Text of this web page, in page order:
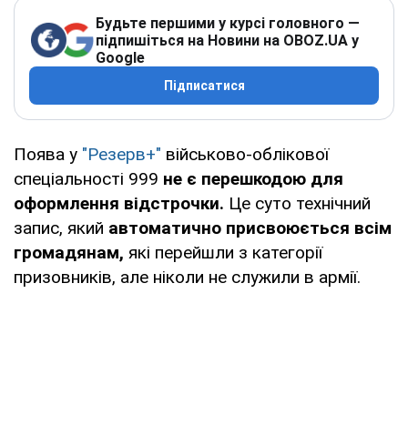
Будьте першими у курсі головного —
підпишіться на Новини на OBOZ.UA у
Google
Підписатися
Поява у "Резерв+" військово-облікової
спеціальності 999 не є перешкодою для
оформлення відстрочки. Це суто технічний
запис, який автоматично присвоюється всім
громадянам, які перейшли з категорії
призовників, але ніколи не служили в армії.